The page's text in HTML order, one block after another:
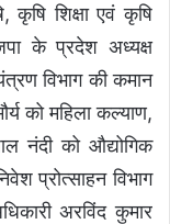
कृषि शिक्षा एवं कृषि
के प्रदेश अध्यक्ष
विभाग की कमान
को महिला कल्याण,
नंदी को औद्योगिक
प्रोत्साहन विभाग
अरविंद कुमार